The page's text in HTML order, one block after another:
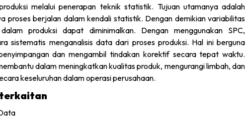
melalui penerapan teknik statistik. Tujuan utamanya adalah
proses berjalan dalam kendali statistik. Dengan demikian variabilitas
produksi dapat diminimalkan. Dengan menggunakan SPC,
sistematis menganalisis data dari proses produksi. Hal ini berguna
dan mengambil tindakan korektif secara tepat waktu.
dalam meningkatkan kualitas produk, mengurangi limbah, dan
keseluruhan dalam operasi perusahaan.